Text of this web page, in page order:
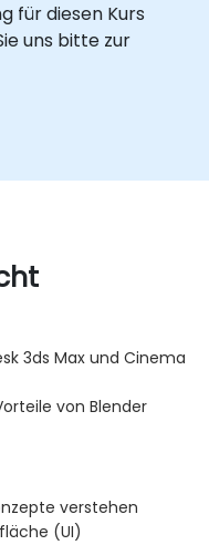
für diesen Kurs
uns bitte zur
3ds Max und Cinema
von Blender
verstehen
(UI)